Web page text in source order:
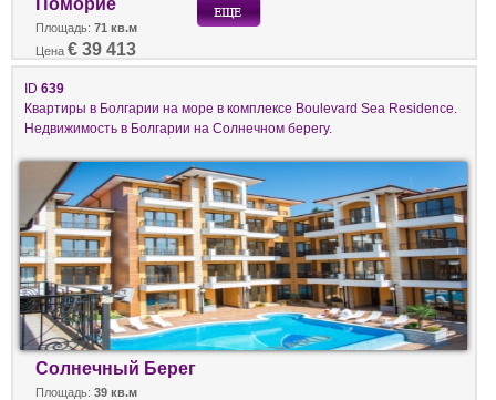
Площадь: 71 кв.м
Цена € 39 413
ID 639
Квартиры в Болгарии на море в комплексе Boulevard Sea Residence.
Недвижимость в Болгарии на Солнечном берегу.
Солнечный Берег
Площадь: 39 кв.м